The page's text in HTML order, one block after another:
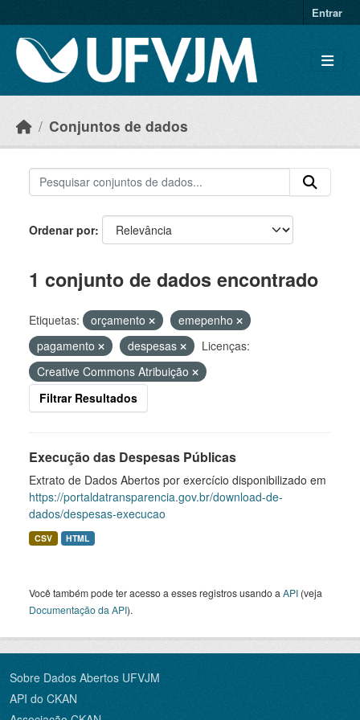
Entrar
Conjuntos de dados
Ordenar por
1 conjunto de dados encontrado
Etiquetas: orçamento
emepenho
pagamento
despesas
Licenças:
Creative Commons Atribuição
Filtrar Resultados
Execução das Despesas Públicas
Extrato de Dados Abertos por exercício disponibilizado em
https://portaldatransparencia.gov.br/download-de-
dados/despesas-execucao
CSV HTML
Você também pode ter acesso a esses registros usando a API (veja
Documentação da API).
Sobre Dados Abertos UFVJM
API do CKAN